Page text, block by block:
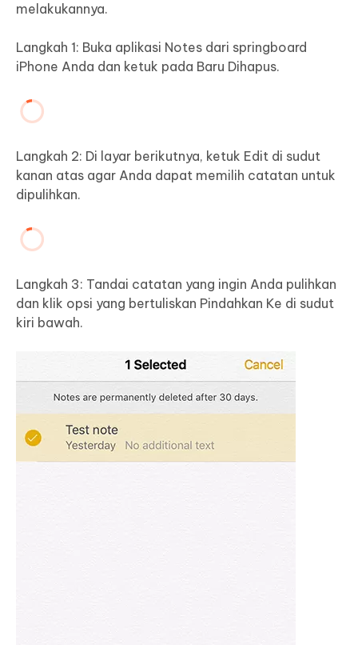
melakukannya.
Langkah 1: Buka aplikasi Notes dari springboard
iPhone Anda dan ketuk pada Baru Dihapus.
Langkah 2: Di layar berikutnya, ketuk Edit di sudut
kanan atas agar Anda dapat memilih catatan untuk
dipulihkan.
Langkah 3: Tandai catatan yang ingin Anda pulihkan
dan klik opsi yang bertuliskan Pindahkan Ke di sudut
kiri bawah.